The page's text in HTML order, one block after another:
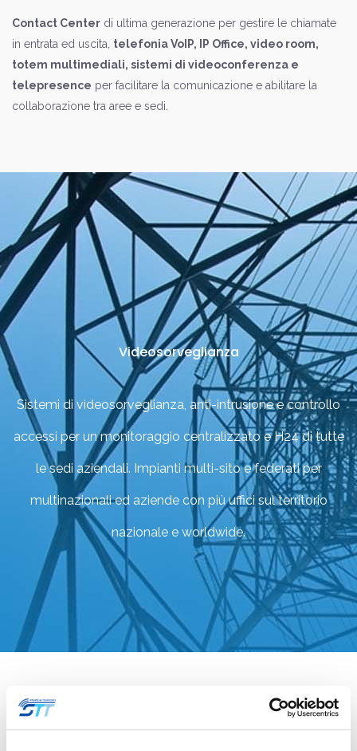
Contact Center di ultima generazione per gestire le chiamate
in entrata ed uscita, telefonia VoIP, IP Office, video room,
totem multimediali, sistemi di videoconferenza e
telepresence per facilitare la comunicazione e abilitare la
collaborazione tra aree e sedi.
Videosorveglianza
Sistemi di videosorveglianza, anti-intrusione e controllo
accessi per un monitoraggio centralizzato e H24 di tutte
le sedi aziendali. Impianti multi-sito e federati per
multinazionali ed aziende con più uffici sul territorio
nazionale e worldwide.